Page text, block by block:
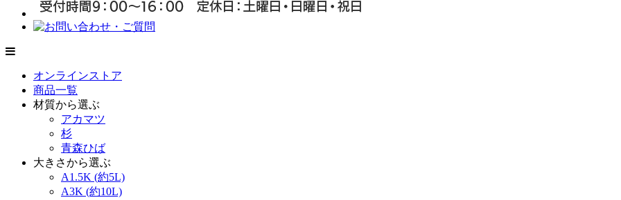
オンラインストア
商品一覧
材質から選ぶ
アカマツ
杉
青森ひば
大きさから選ぶ
A1.5K (約5L)
A3K (約10L)